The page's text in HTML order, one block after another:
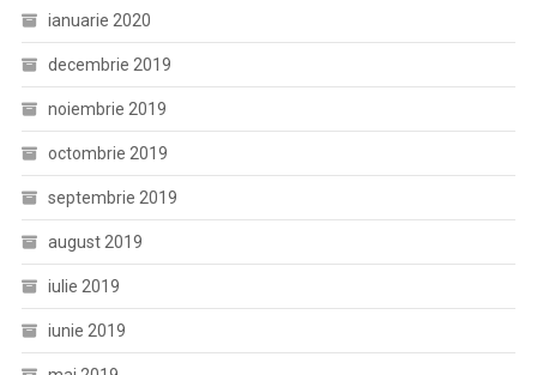
ianuarie 2020
decembrie 2019
noiembrie 2019
octombrie 2019
septembrie 2019
august 2019
iulie 2019
iunie 2019